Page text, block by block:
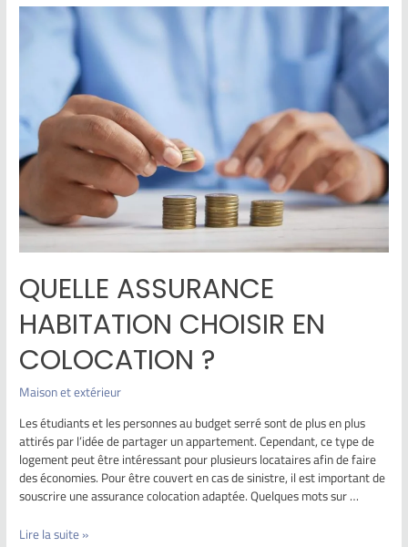
QUELLE ASSURANCE
HABITATION CHOISIR EN
COLOCATION ?
Maison et extérieur
Les étudiants et les personnes au budget serré sont de plus en plus
attirés par l’idée de partager un appartement. Cependant, ce type de
logement peut être intéressant pour plusieurs locataires afin de faire
des économies. Pour être couvert en cas de sinistre, il est important de
souscrire une assurance colocation adaptée. Quelques mots sur …
Lire la suite »